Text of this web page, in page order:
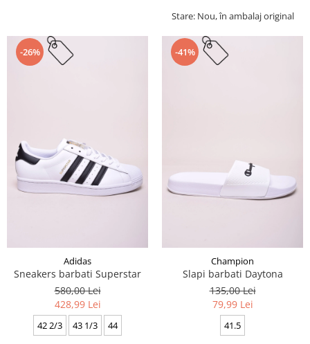
Stare: Nou, în ambalaj original
-26%
Adidas
Sneakers barbati Superstar
580,00 Lei
428,99 Lei
42 2/3 43 1/3 44
-41%
Champion
Slapi barbati Daytona
135,00 Lei
79,99 Lei
41.5